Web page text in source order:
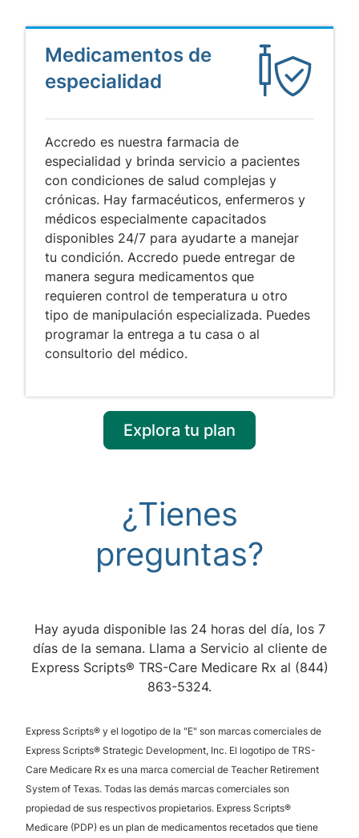
Medicamentos de
especialidad
Accredo es nuestra farmacia de
especialidad y brinda servicio a pacientes
con condiciones de salud complejas y
crónicas. Hay farmacéuticos, enfermeros y
médicos especialmente capacitados
disponibles 24/7 para ayudarte a manejar
tu condición. Accredo puede entregar de
manera segura medicamentos que
requieren control de temperatura u otro
tipo de manipulación especializada. Puedes
programar la entrega a tu casa o al
consultorio del médico.
Explora tu plan
¿Tienes
preguntas?
Hay ayuda disponible las 24 horas del día, los 7
días de la semana. Llama a Servicio al cliente de
Express Scripts® TRS-Care Medicare Rx al (844)
863-5324.
Express Scripts® y el logotipo de la "E" son marcas comerciales de
Express Scripts® Strategic Development, Inc. El logotipo de TRS-
Care Medicare Rx es una marca comercial de Teacher Retirement
System of Texas. Todas las demás marcas comerciales son
propiedad de sus respectivos propietarios. Express Scripts®
Medicare (PDP) es un plan de medicamentos recetados que tiene